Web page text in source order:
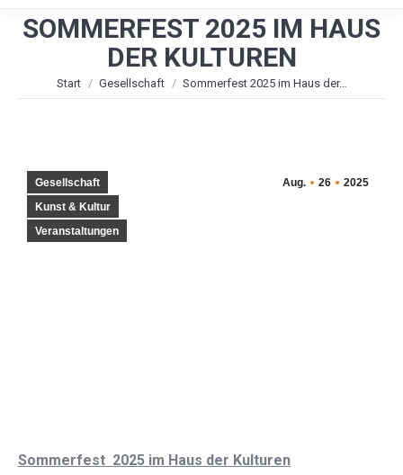
SOMMERFEST 2025 IM HAUS
DER KULTUREN
Sie befinden sich hier:
Start Gesellschaft Sommerfest 2025 im Haus der…
Aug. 26 2025
Gesellschaft
Kunst & Kultur
Veranstaltungen
Sommerfest 2025 im Haus der Kulturen